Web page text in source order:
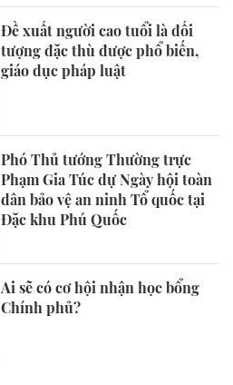
Đề xuất người cao tuổi là đối
tượng đặc thù được phổ biến,
giáo dục pháp luật
Phó Thủ tướng Thường trực
Phạm Gia Túc dự Ngày hội toàn
dân bảo vệ an ninh Tổ quốc tại
Đặc khu Phú Quốc
Ai sẽ có cơ hội nhận học bổng
Chính phủ?